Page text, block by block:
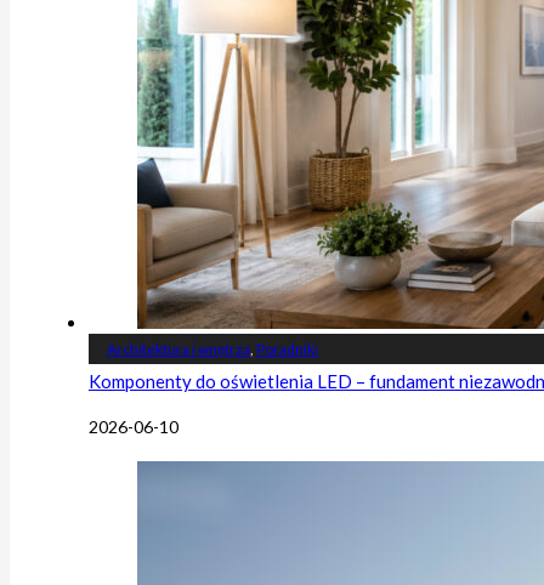
Architektura i wnętrza Poradniki
Komponenty do oświetlenia LED – fundament
2026-06-10